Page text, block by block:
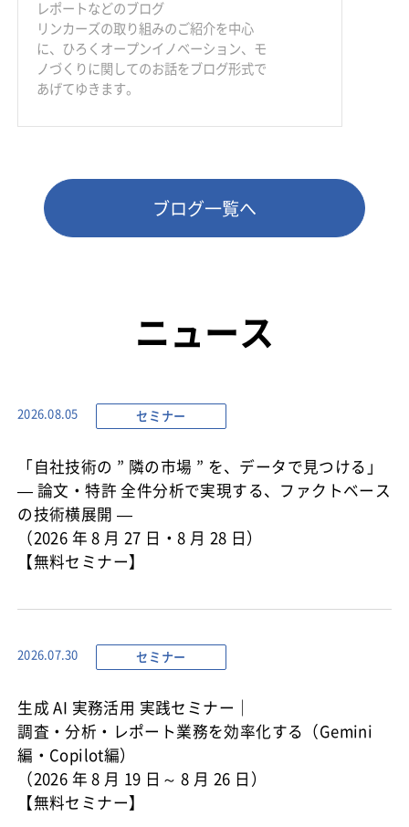
レポートなどのブログ
リンカーズの取り組みのご紹介を中心
に、ひろくオープンイノベーション、モ
ノづくりに関してのお話をブログ形式で
あげてゆきます。
ブログ一覧へ
ニュース
2026.08.05 セミナー
「自社技術の ” 隣の市場 ” を、データで見つける」
— 論文・特許 全件分析で実現する、ファクトベース
の技術横展開 —
（2026 年 8 月 27 日・8 月 28 日）
【無料セミナー】
2026.07.30 セミナー
生成 AI 実務活用 実践セミナー｜
調査・分析・レポート業務を効率化する（Gemini
編・Copilot編）
（2026 年 8 月 19 日～ 8 月 26 日）
【無料セミナー】